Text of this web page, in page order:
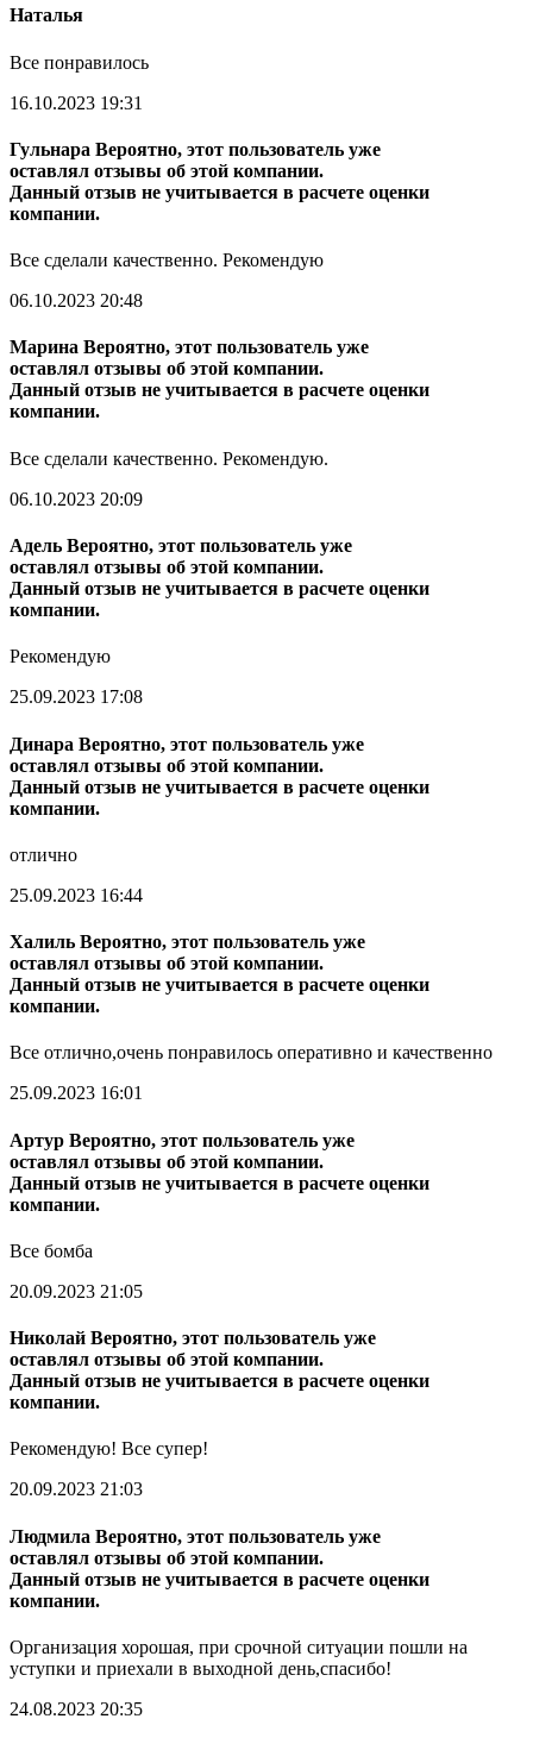
Наталья
Все понравилось
16.10.2023 19:31
Гульнара Вероятно, этот пользователь уже
оставлял отзывы об этой компании.
Данный отзыв не учитывается в расчете оценки
компании.
Все сделали качественно. Рекомендую
06.10.2023 20:48
Марина Вероятно, этот пользователь уже
оставлял отзывы об этой компании.
Данный отзыв не учитывается в расчете оценки
компании.
Все сделали качественно. Рекомендую.
06.10.2023 20:09
Адель Вероятно, этот пользователь уже
оставлял отзывы об этой компании.
Данный отзыв не учитывается в расчете оценки
компании.
Рекомендую
25.09.2023 17:08
Динара Вероятно, этот пользователь уже
оставлял отзывы об этой компании.
Данный отзыв не учитывается в расчете оценки
компании.
отлично
25.09.2023 16:44
Халиль Вероятно, этот пользователь уже
оставлял отзывы об этой компании.
Данный отзыв не учитывается в расчете оценки
компании.
Все отлично,очень понравилось оперативно и качественно
25.09.2023 16:01
Артур Вероятно, этот пользователь уже
оставлял отзывы об этой компании.
Данный отзыв не учитывается в расчете оценки
компании.
Все бомба
20.09.2023 21:05
Николай Вероятно, этот пользователь уже
оставлял отзывы об этой компании.
Данный отзыв не учитывается в расчете оценки
компании.
Рекомендую! Все супер!
20.09.2023 21:03
Людмила Вероятно, этот пользователь уже
оставлял отзывы об этой компании.
Данный отзыв не учитывается в расчете оценки
компании.
Организация хорошая, при срочной ситуации пошли на
уступки и приехали в выходной день,спасибо!
24.08.2023 20:35